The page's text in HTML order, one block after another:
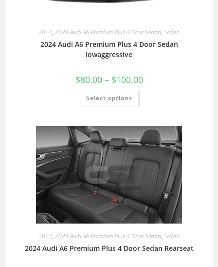
2024, 2024 Audi A6 Premium Plus 4 Door Sedan, Sedan
2024 Audi A6 Premium Plus 4 Door Sedan
lowaggressive
$80.00 – $100.00
Select options
2024, 2024 Audi A6 Premium Plus 4 Door Sedan, Sedan
2024 Audi A6 Premium Plus 4 Door Sedan Rearseat